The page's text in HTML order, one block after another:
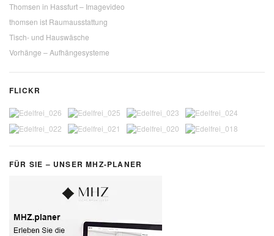
Thomsen in Hassfurt – Imagevideo
thomsen ist Raumausstattung
Tisch- und Hauswäsche
Vorhänge – Aufhängesysteme
FLICKR
FÜR SIE – UNSER MHZ-PLANER